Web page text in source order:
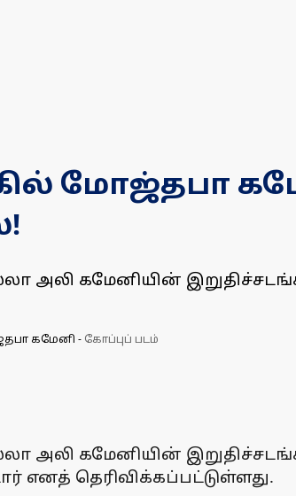
மோஜ்தபா
அலி கமேனியின்
கமேனி - கோப்புப் படம்
அலி கமேனியின்
எனத் தெரிவிக்கப்பட்டுள்ளது.